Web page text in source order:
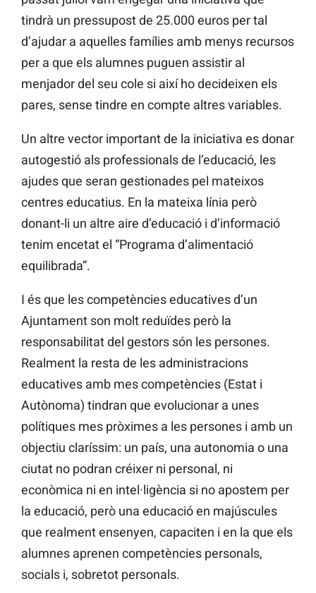
tindrà un pressupost de 25.000 euros per tal
d’ajudar a aquelles famílies amb menys recursos
per a que els alumnes puguen assistir al
menjador del seu cole si així ho decideixen els
pares, sense tindre en compte altres variables.
Un altre vector important de la iniciativa es donar
autogestió als professionals de l’educació, les
ajudes que seran gestionades pel mateixos
centres educatius. En la mateixa línia però
donant-li un altre aire d’educació i d’informació
tenim encetat el “Programa d’alimentació
equilibrada”.
I és que les competències educatives d’un
Ajuntament son molt reduïdes però la
responsabilitat del gestors són les persones.
Realment la resta de les administracions
educatives amb mes competències (Estat i
Autònoma) tindran que evolucionar a unes
polítiques mes pròximes a les persones i amb un
objectiu claríssim: un país, una autonomia o una
ciutat no podran créixer ni personal, ni
econòmica ni en intel·ligència si no apostem per
la educació, però una educació en majúscules
que realment ensenyen, capaciten i en la que els
alumnes aprenen competències personals,
socials i, sobretot personals.